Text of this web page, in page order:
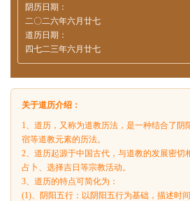
阴历日期：
二〇二六年六月廿七
道历日期：
四七二三年六月廿七
关于道历介绍：
1、道历，又称为道教历法，是一种结合了阴
宿等道教元素的历法。
2、道历起源于中国古代，与道教的发展密切
占卜、选择吉日等宗教活动。
3、道历的特点可简化为：
(1)、阴阳五行：以阴阳五行为基础，描述时